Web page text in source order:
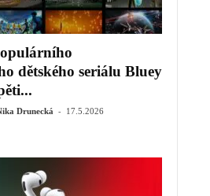
dětského seriálu Bluey
Drunecká - 17.5.2026